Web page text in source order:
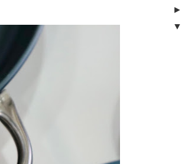
►
▼